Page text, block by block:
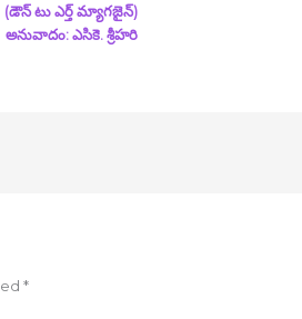
(డౌన్‍ టు ఎర్త్ మ్యాగజైన్‍)
అనువాదం: ఎసికె. శ్రీహరి
*